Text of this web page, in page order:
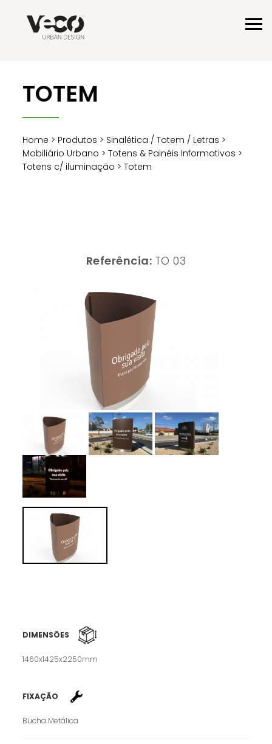
TOTEM
Home > Produtos > Sinalética / Totem / Letras >
Mobiliário Urbano >Totens & Painéis Informativos >
Totens c/ iluminação > Totem
Referência: TO 03
DIMENSÕES
1460x1425x2250mm
FIXAÇÃO
Bucha Metálica